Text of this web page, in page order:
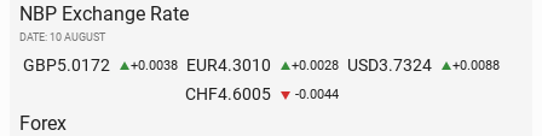
NBP Exchange Rate
DATE: 10 AUGUST
GBP5.0172 +0.0038 EUR4.3010 +0.0028 USD3.7324 +0.0088
CHF4.6005 -0.0044
Forex